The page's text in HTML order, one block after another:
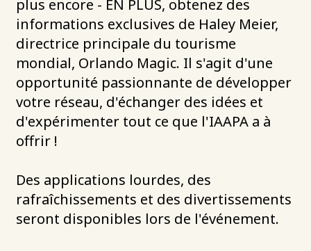
plus encore - EN PLUS, obtenez des
informations exclusives de Haley Meier,
directrice principale du tourisme
mondial, Orlando Magic. Il s'agit d'une
opportunité passionnante de développer
votre réseau, d'échanger des idées et
d'expérimenter tout ce que l'IAAPA a à
offrir !
Des applications lourdes, des
rafraîchissements et des divertissements
seront disponibles lors de l'événement.